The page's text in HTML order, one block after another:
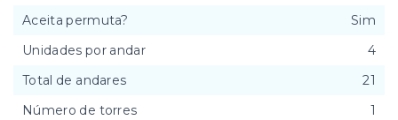
Aceita permuta?
Sim
Unidades por andar
4
Total de andares
21
Número de torres
1